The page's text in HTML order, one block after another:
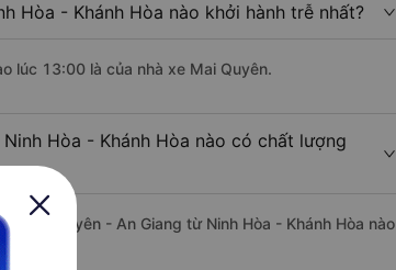
Hòa - Khánh Hòa nào khởi hành trễ nhất?
lúc 13:00 là của nhà xe Mai Quyên.
Hòa - Khánh Hòa nào có chất lượng
Xuyên - An Giang từ Ninh Hòa - Khánh Hòa nào